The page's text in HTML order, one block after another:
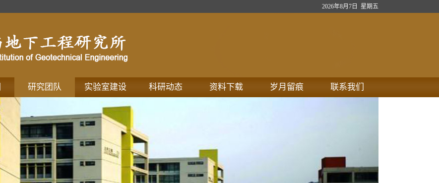
2026年8月7日 星期五
研究团队 实验室建设 科研动态 资料下载 岁月留痕 联系我们